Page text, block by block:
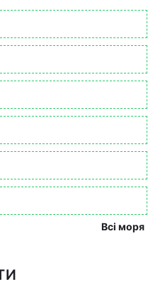
Всі моря